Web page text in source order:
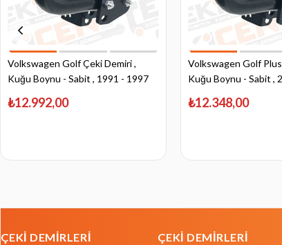
Volkswagen Golf Çeki Demiri ,
Kuğu Boynu - Sabit , 1991 - 1997
₺12.992,00
Volkswagen Golf
Kuğu Boynu - Sabit ,
₺12.348,00
ÇEKİ DEMİRLERİ ÇEKİ DEMİRLERİ